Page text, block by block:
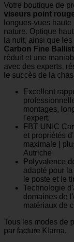
Votre boutique de
viseurs point
longues-vues
nature. Optique
la nuit, ainsi que
Carbon Fine
réduit et une
avec des experts,
le succès de la
Excellent
montages,
l'expert.
FBT UNIC
et propriétés
maximale |
Autriche
Polyvalence
adapté pour
le poste et le
Technologie
domaines de
matériaux de
Tous les modes de
par facture Klarna.